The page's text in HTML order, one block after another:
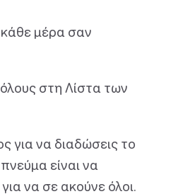
κάθε μέρα σαν
στη Λίστα των
για να διαδώσεις το
είναι να
να σε ακούνε όλοι.